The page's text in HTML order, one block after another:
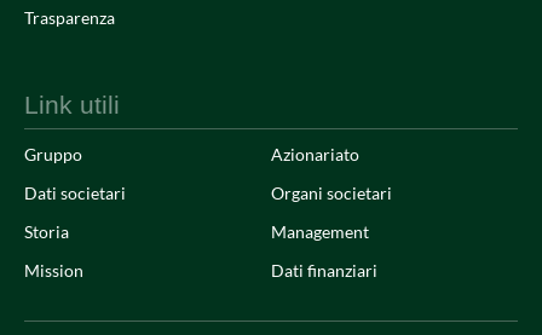
Trasparenza
Link utili
Gruppo
Dati societari
Storia
Mission
Azionariato
Organi societari
Management
Dati finanziari